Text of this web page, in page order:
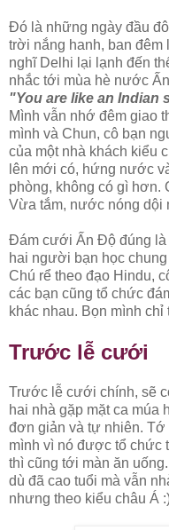
Đó là những ngày đầu
trời nắng hanh, ban đêm
nghĩ Delhi lại lạnh đến
nhắc tới mùa hè nước
"You are like an Indian
Mình vẫn nhớ đêm giao
mình và Chun, cô bạn
của một nhà khách kiểu
lên mới có, hứng nước
phòng, không có gì hơn.
Vừa tắm, nước nóng dội
Đám cưới Ấn Độ đúng là
hai người bạn học
Chú rể theo đạo Hindu,
các bạn cũng tổ chức
khác nhau. Bọn mình
Trước lễ cưới
Trước lễ cưới chính, sẽ
hai nhà gặp mặt ca múa
đơn giản và tự nhiên.
mình vì nó được tổ chức
thì cũng tới màn ăn
dù đã cao tuổi mà vẫn
nhưng theo kiểu châu Á